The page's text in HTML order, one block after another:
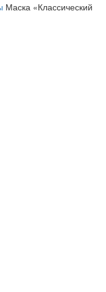
Маска «Классический